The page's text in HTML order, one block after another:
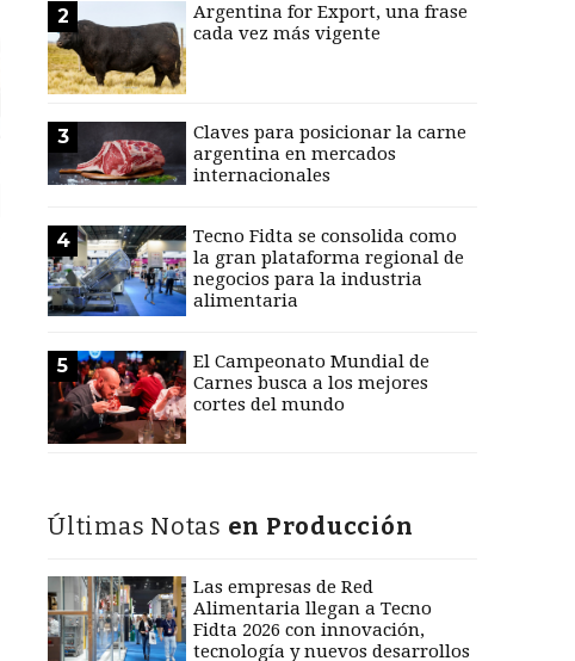
2
Argentina for Export, una frase
cada vez más vigente
3
Claves para posicionar la carne
argentina en mercados
internacionales
4
Tecno Fidta se consolida como
la gran plataforma regional de
negocios para la industria
alimentaria
5
El Campeonato Mundial de
Carnes busca a los mejores
cortes del mundo
Últimas Notas en Producción
Las empresas de Red
Alimentaria llegan a Tecno
Fidta 2026 con innovación,
tecnología y nuevos desarrollos